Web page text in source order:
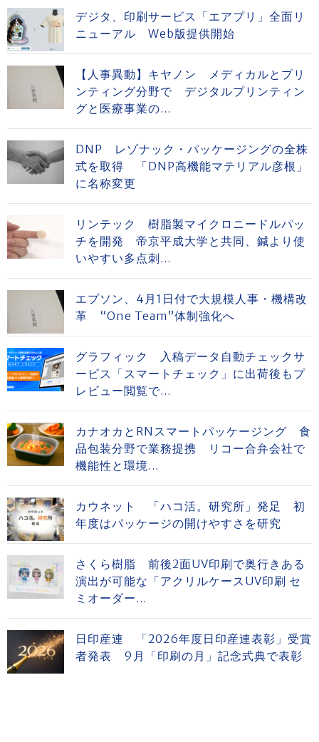
デジタ、印刷サービス「エアプリ」全面リ
ニューアル Web版提供開始
【人事異動】キヤノン メディカルとプリ
ンティング分野で デジタルプリンティン
グと医療事業の...
DNP レゾナック・パッケージングの全株
式を取得 「DNP高機能マテリアル彦根」
に名称変更
リンテック 樹脂製マイクロニードルパッ
チを開発 帝京平成大学と共同、鍼より使
いやすい多点刺...
エプソン、4月1日付で大規模人事・機構改
革 “One Team”体制強化へ
グラフィック 入稿データ自動チェックサ
ービス「スマートチェック」に出荷後もプ
レビュー閲覧で...
カナオカとRNスマートパッケージング 食
品包装分野で業務提携 リコー合弁会社で
機能性と環境...
カウネット 「ハコ活。研究所」発足 初
年度はパッケージの開けやすさを研究
さくら樹脂 前後2面UV印刷で奥行きある
演出が可能な「アクリルケースUV印刷 セ
ミオーダー...
日印産連 「2026年度日印産連表彰」受賞
者発表 9月「印刷の月」記念式典で表彰